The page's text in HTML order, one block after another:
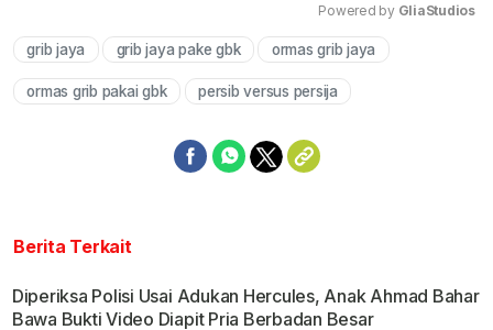
Powered by GliaStudios
grib jaya grib jaya pake gbk ormas grib jaya
ormas grib pakai gbk persib versus persija
Berita Terkait
Diperiksa Polisi Usai Adukan Hercules, Anak Ahmad Bahar
Bawa Bukti Video Diapit Pria Berbadan Besar